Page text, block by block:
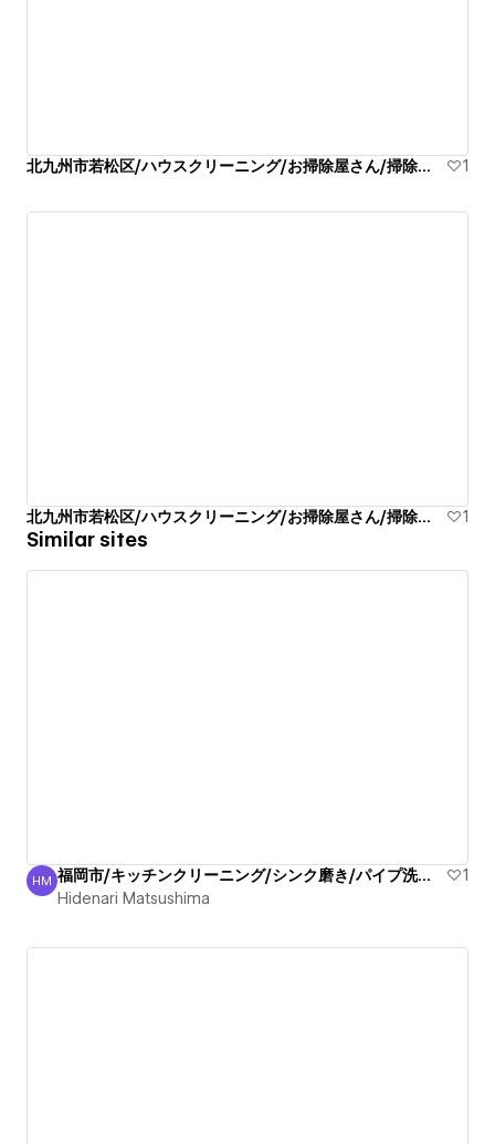
北九州市若松区/ハウスクリーニング/お掃除屋さん/掃除代行業者 1
北九州市若松区/ハウスクリーニング/お掃除屋さん/掃除代行業者 1
Similar sites
Hidenari Matsushima
HM 福岡市/キッチンクリーニング/シンク磨き/パイプ洗浄/信頼
1
Hidenari Matsushima